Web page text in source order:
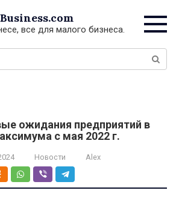
все для малого бизнеса.
ожидания предприятий в
с мая 2022 г.
Новости Alex